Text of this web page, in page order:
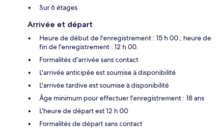
Sur 6 étages
Arrivée et départ
Heure de début de l'enregistrement : 15 h 00 ; heure de
fin de l'enregistrement : 12 h 00.
Formalités d'arrivée sans contact
L'arrivée anticipée est soumise à disponibilité
L'arrivée tardive est soumise à disponibilité
Âge minimum pour effectuer l'enregistrement : 18 ans
L'heure de départ est 12 h 00
Formalités de départ sans contact